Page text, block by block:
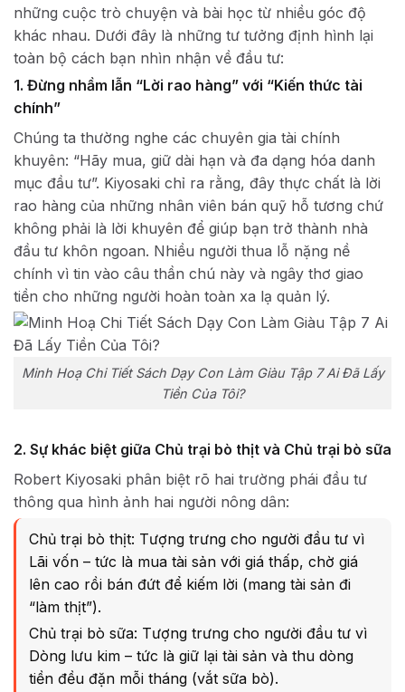
những cuộc trò chuyện và bài học từ nhiều góc độ
khác nhau. Dưới đây là những tư tưởng định hình lại
toàn bộ cách bạn nhìn nhận về đầu tư:
1. Đừng nhầm lẫn “Lời rao hàng” với “Kiến thức tài
chính”
Chúng ta thường nghe các chuyên gia tài chính
khuyên: “Hãy mua, giữ dài hạn và đa dạng hóa danh
mục đầu tư”. Kiyosaki chỉ ra rằng, đây thực chất là lời
rao hàng của những nhân viên bán quỹ hỗ tương chứ
không phải là lời khuyên để giúp bạn trở thành nhà
đầu tư khôn ngoan. Nhiều người thua lỗ nặng nề
chính vì tin vào câu thần chú này và ngây thơ giao
tiền cho những người hoàn toàn xa lạ quản lý.
Minh Hoạ Chi Tiết Sách Dạy Con Làm Giàu Tập 7 Ai Đã Lấy
Tiền Của Tôi?
2. Sự khác biệt giữa Chủ trại bò thịt và Chủ trại bò sữa
Robert Kiyosaki phân biệt rõ hai trường phái đầu tư
thông qua hình ảnh hai người nông dân:
Chủ trại bò thịt: Tượng trưng cho người đầu tư vì
Lãi vốn – tức là mua tài sản với giá thấp, chờ giá
lên cao rồi bán đứt để kiếm lời (mang tài sản đi
“làm thịt”).
Chủ trại bò sữa: Tượng trưng cho người đầu tư vì
Dòng lưu kim – tức là giữ lại tài sản và thu dòng
tiền đều đặn mỗi tháng (vắt sữa bò).